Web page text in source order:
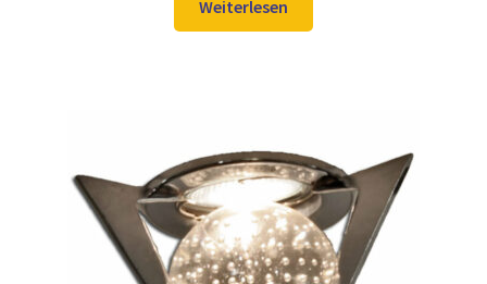
war:
20,98 €
ist:
15,97 €.
Weiterlesen